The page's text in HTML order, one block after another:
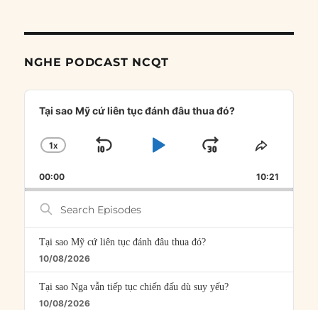
NGHE PODCAST NCQT
Audio
Player
Tại sao Mỹ cứ liên tục đánh đâu thua đó?
CHANGE
RATE
1X
SKIP
PLAYJUMP
FORWARD
SHARE
00:00 10:21
Search
Episodes
Tại sao Mỹ cứ liên tục đánh đâu thua đó?
10/08/2026
Tại sao Nga vẫn tiếp tục chiến đấu dù suy yếu?
10/08/2026